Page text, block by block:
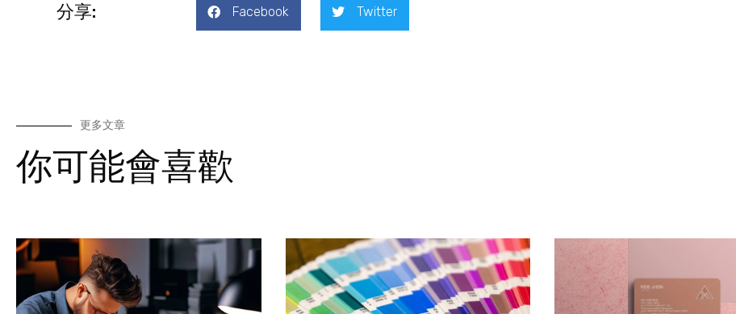
分享: Facebook Twitter
更多文章
你可能會喜歡